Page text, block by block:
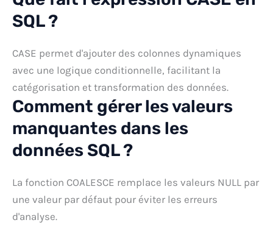
SQL ?
CASE permet d'ajouter des colonnes dynamiques
avec une logique conditionnelle, facilitant la
catégorisation et transformation des données.
Comment gérer les valeurs
manquantes dans les
données SQL ?
La fonction COALESCE remplace les valeurs NULL par
une valeur par défaut pour éviter les erreurs
d'analyse.